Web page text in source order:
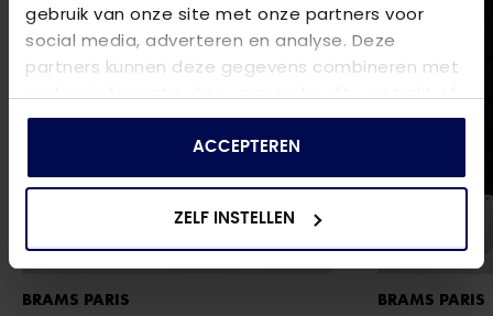
gebruik van onze site met onze partners voor
social media, adverteren en analyse. Deze
partners kunnen deze gegevens combineren met
andere informatie die u aan ze heeft verstrekt of
die ze hebben verzameld op basis van uw gebruik
ACCEPTEREN
ZELF INSTELLEN
BRAMS PARIS BRAMS PARIS